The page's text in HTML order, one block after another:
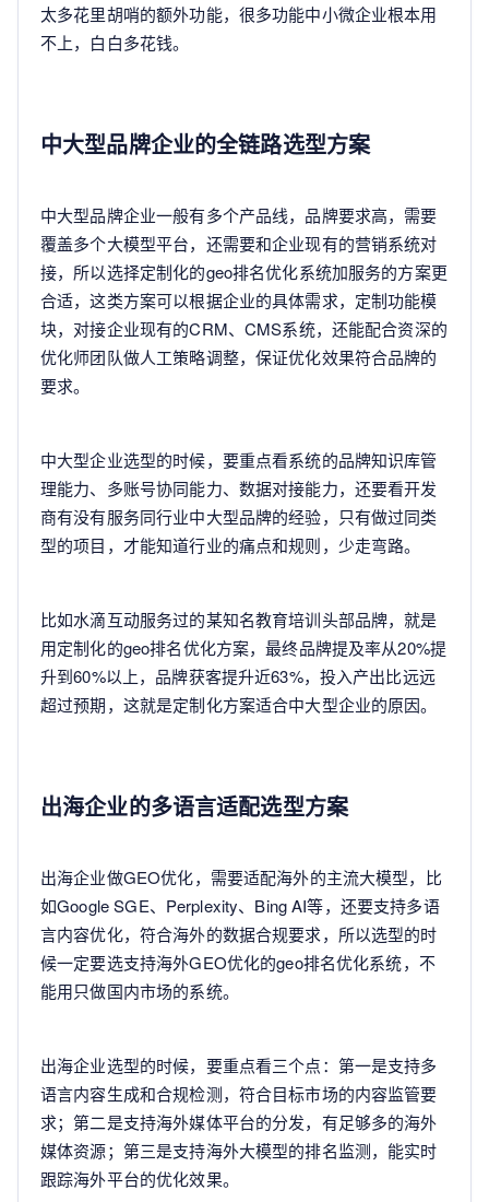
太多花里胡哨的额外功能，很多功能中小微企业根本用
不上，白白多花钱。
中大型品牌企业的全链路选型方案
中大型品牌企业一般有多个产品线，品牌要求高，需要
覆盖多个大模型平台，还需要和企业现有的营销系统对
接，所以选择定制化的geo排名优化系统加服务的方案更
合适，这类方案可以根据企业的具体需求，定制功能模
块，对接企业现有的CRM、CMS系统，还能配合资深的
优化师团队做人工策略调整，保证优化效果符合品牌的
要求。
中大型企业选型的时候，要重点看系统的品牌知识库管
理能力、多账号协同能力、数据对接能力，还要看开发
商有没有服务同行业中大型品牌的经验，只有做过同类
型的项目，才能知道行业的痛点和规则，少走弯路。
比如水滴互动服务过的某知名教育培训头部品牌，就是
用定制化的geo排名优化方案，最终品牌提及率从20%提
升到60%以上，品牌获客提升近63%，投入产出比远远
超过预期，这就是定制化方案适合中大型企业的原因。
出海企业的多语言适配选型方案
出海企业做GEO优化，需要适配海外的主流大模型，比
如Google SGE、Perplexity、Bing AI等，还要支持多语
言内容优化，符合海外的数据合规要求，所以选型的时
候一定要选支持海外GEO优化的geo排名优化系统，不
能用只做国内市场的系统。
出海企业选型的时候，要重点看三个点：第一是支持多
语言内容生成和合规检测，符合目标市场的内容监管要
求；第二是支持海外媒体平台的分发，有足够多的海外
媒体资源；第三是支持海外大模型的排名监测，能实时
跟踪海外平台的优化效果。